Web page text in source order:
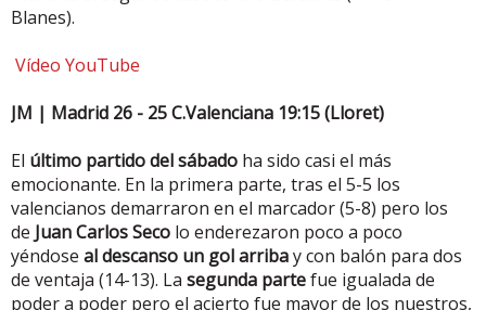
Blanes).
Vídeo YouTube
JM | Madrid 26 - 25 C.Valenciana 19:15 (Lloret)
El último partido del sábado ha sido casi el más
emocionante. En la primera parte, tras el 5-5 los
valencianos demarraron en el marcador (5-8) pero los
de Juan Carlos Seco lo enderezaron poco a poco
yéndose al descanso un gol arribay con balón para dos
de ventaja (14-13). La segunda partefue igualada de
poder a poder pero el acierto fue mayor de los nuestros,